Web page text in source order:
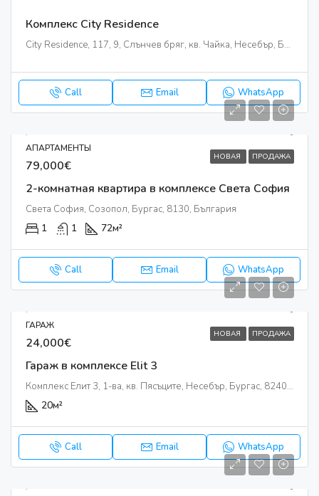
Комплекс City Residence
City Residence, 117, 9, Слънчев бряг, кв. Чайка, Несебър, Бургас, 8240, България
Call Email WhatsApp
НОВАЯ ПРОДАЖА
АПАРТАМЕНТЫ
79,000€
2-комнатная квартира в комплексе Света София
Света София, Созопол, Бургас, 8130, България
1 1 72м²
Call Email WhatsApp
НОВАЯ ПРОДАЖА
ГАРАЖ
24,000€
Гараж в комплексе Elit 3
Комплекс Елит 3, 1-ва, кв. Пясъците, Несебър, Бургас, 8240, България
20м²
Call Email WhatsApp